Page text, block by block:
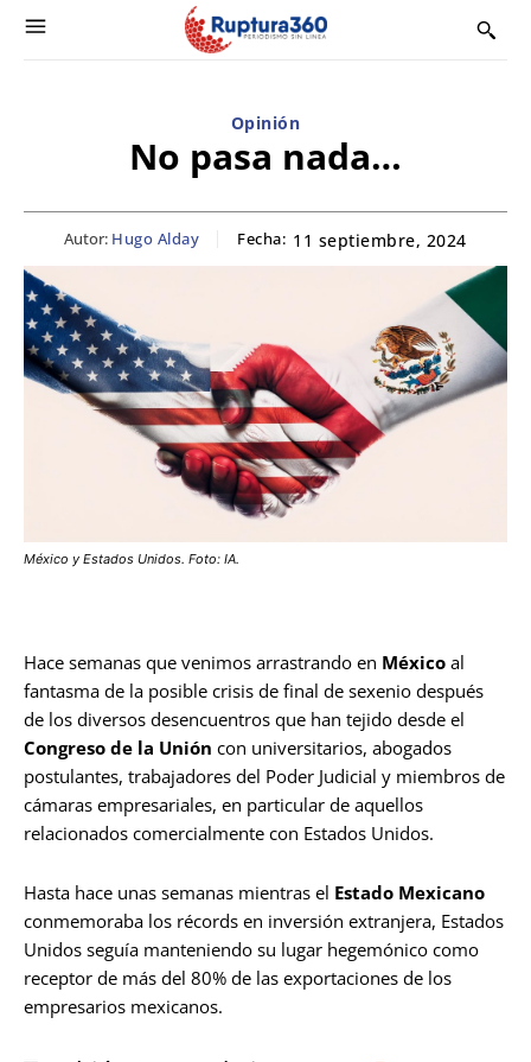
Opinión
No pasa nada…
Autor: Hugo Alday Fecha: 11 septiembre, 2024
México y Estados Unidos. Foto: IA.
Hace semanas que venimos arrastrando en México al
fantasma de la posible crisis de final de sexenio después
de los diversos desencuentros que han tejido desde el
Congreso de la Unión con universitarios, abogados
postulantes, trabajadores del Poder Judicial y miembros de
cámaras empresariales, en particular de aquellos
relacionados comercialmente con Estados Unidos.
Hasta hace unas semanas mientras el Estado Mexicano
conmemoraba los récords en inversión extranjera, Estados
Unidos seguía manteniendo su lugar hegemónico como
receptor de más del 80% de las exportaciones de los
empresarios mexicanos.